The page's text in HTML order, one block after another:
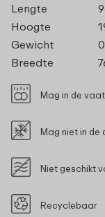
Lengte
Hoogte
Gewicht
Breedte
Mag in de
Mag niet in de
Niet geschikt
Recyclebaar